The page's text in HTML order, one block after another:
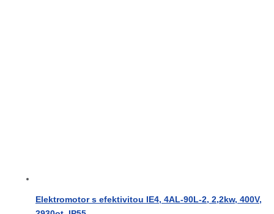
Elektromotor s efektivitou IE4, 4AL-90L-2, 2,2kw, 400V,